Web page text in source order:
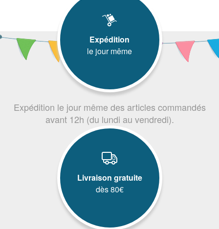
Expédition
le jour même
Expédition le jour même des articles commandés
avant 12h (du lundi au vendredi).
Livraison gratuite
dès 80€